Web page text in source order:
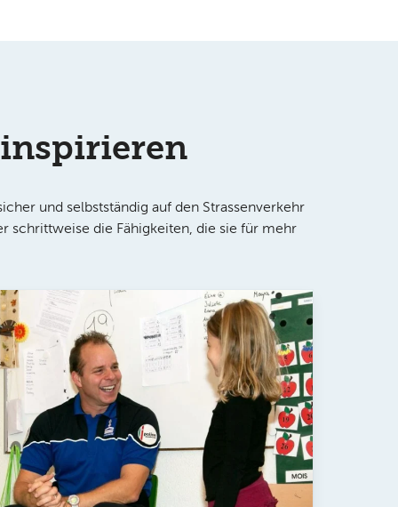
inspirieren
und selbstständig auf den Strassenverkehr
schrittweise die Fähigkeiten, die sie für mehr